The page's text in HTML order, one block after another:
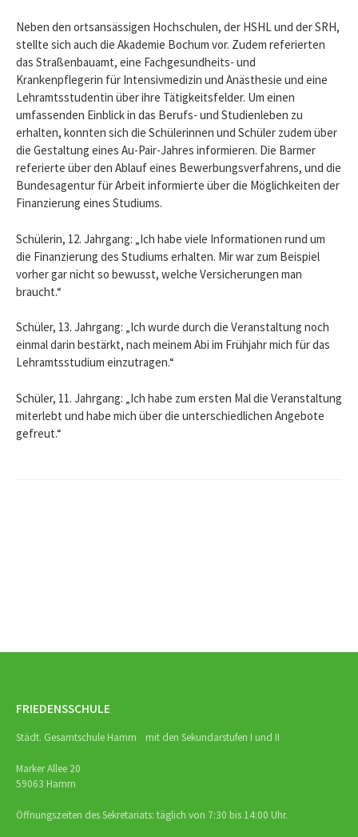
Neben den ortsansässigen Hochschulen, der HSHL und der SRH,
stellte sich auch die Akademie Bochum vor. Zudem referierten
das Straßenbauamt, eine Fachgesundheits- und
Krankenpflegerin für Intensivmedizin und Anästhesie und eine
Lehramtsstudentin über ihre Tätigkeitsfelder. Um einen
umfassenden Einblick in das Berufs- und Studienleben zu
erhalten, konnten sich die Schülerinnen und Schüler zudem über
die Gestaltung eines Au-Pair-Jahres informieren. Die Barmer
referierte über den Ablauf eines Bewerbungsverfahrens, und die
Bundesagentur für Arbeit informierte über die Möglichkeiten der
Finanzierung eines Studiums.
Schülerin, 12. Jahrgang: „Ich habe viele Informationen rund um
die Finanzierung des Studiums erhalten. Mir war zum Beispiel
vorher gar nicht so bewusst, welche Versicherungen man
braucht.“
Schüler, 13. Jahrgang: „Ich wurde durch die Veranstaltung noch
einmal darin bestärkt, nach meinem Abi im Frühjahr mich für das
Lehramtsstudium einzutragen.“
Schüler, 11. Jahrgang: „Ich habe zum ersten Mal die Veranstaltung
miterlebt und habe mich über die unterschiedlichen Angebote
gefreut.“
FRIEDENSSCHULE
Städt. Gesamtschule Hamm mit den Sekundarstufen I und II
Marker Allee 20
59063 Hamm
Öffnungszeiten des Sekretariats: täglich von 7:30 bis 14:00 Uhr.